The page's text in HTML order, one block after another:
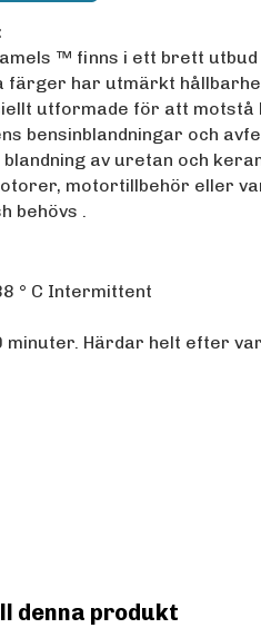
™ finns i ett brett
färger har utmärkt
utformade för att
bensinblandningar och
av uretan och
motortillbehör eller
behövs .
° C Intermittent
minuter. Härdar helt efter
denna produkt